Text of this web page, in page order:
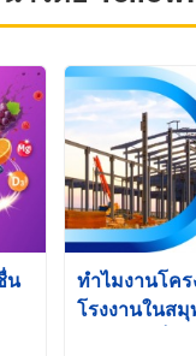
น
ทำไมงานโค
โรงงานในส